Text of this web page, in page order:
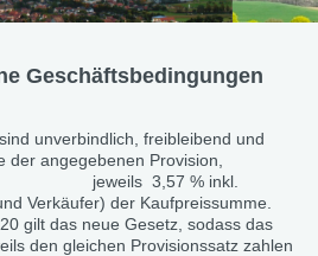
Geschäftsbedingungen
unverbindlich, freibleibend und
der angegebenen Provision,
jeweils 3,57 % inkl.
Verkäufer) der Kaufpreissumme.
das neue Gesetz, sodass das
den gleichen Provisionssatz zahlen